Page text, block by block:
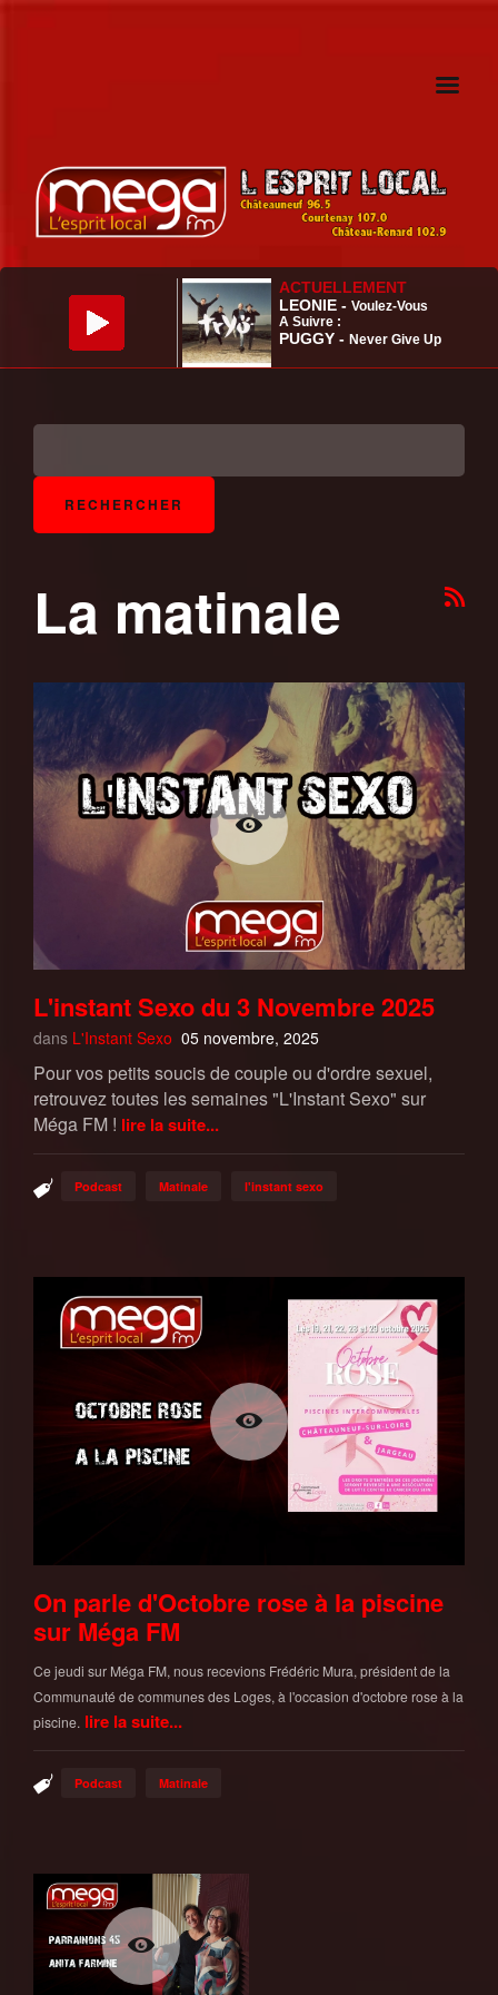
La matinale
L'instant Sexo du 3 Novembre 2025
dans L'Instant Sexo 05 novembre, 2025
Pour vos petits soucis de couple ou d'ordre sexuel,
retrouvez toutes les semaines "L'Instant Sexo" sur
Méga FM ! lire la suite...
Podcast Matinale l'instant sexo
On parle d'Octobre rose à la piscine
sur Méga FM
Ce jeudi sur Méga FM, nous recevions Frédéric Mura, président de la
Communauté de communes des Loges, à l'occasion d'octobre rose à la
piscine. lire la suite...
Podcast Matinale